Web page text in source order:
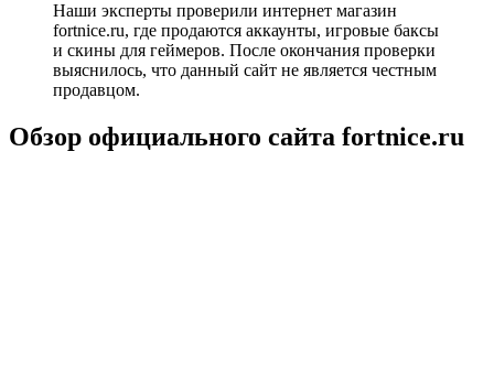
Наши эксперты проверили интернет магазин
fortnice.ru, где продаются аккаунты, игровые баксы
и скины для геймеров. После окончания проверки
выяснилось, что данный сайт не является честным
продавцом.
Обзор официального сайта fortnice.ru